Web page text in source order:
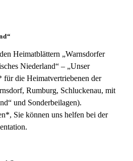
Heimatblättern „Warnsdorfer
Niederland“ – „Unser
für die Heimatvertriebenen der
Rumburg, Schluckenau, mit
und Sonderbeilagen).
Sie können uns helfen bei der